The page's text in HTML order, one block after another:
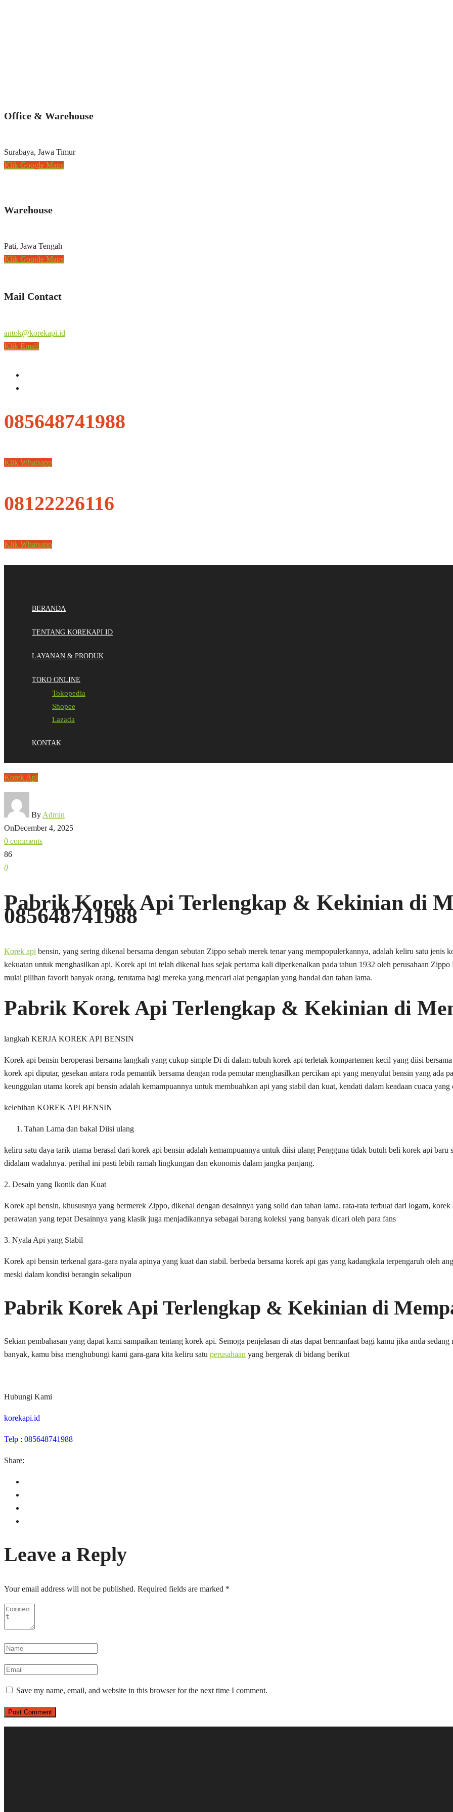
Office & Warehouse
Surabaya, Jawa Timur
Klik Google Maps
Warehouse
Pati, Jawa Tengah
Klik Google Maps
Mail Contact
antok@korekapi.id
Klik Email
085648741988
Klik Whatsapp
08122226116
Klik Whatsapp
BERANDA
TENTANG KOREKAPI.ID
LAYANAN & PRODUK
TOKO ONLINE
Tokopedia
Shopee
Lazada
KONTAK
Korek Api
By Admin
OnDecember 4, 2025
0 comments
86
0
Pabrik Korek Api Terlengkap & Kekinian di
085648741988
Korek api bensin, yang sering dikenal bersama dengan sebutan Zippo sebab merek tenar yang mempopulerkannya, adalah keliru satu jenis
kekuatan untuk menghasilkan api. Korek api ini telah dikenal luas sejak pertama kali diperkenalkan pada tahun 1932 oleh perusahaan
mulai pilihan favorit banyak orang, terutama bagi mereka yang mencari alat pengapian yang handal dan tahan lama.
Pabrik Korek Api Terlengkap & Kekinian di
langkah KERJA KOREK API BENSIN
Korek api bensin beroperasi bersama langkah yang cukup simple Di di dalam tubuh korek api terletak kompartemen kecil yang diisi
korek api diputar, gesekan antara roda pemantik bersama dengan roda pemutar menghasilkan percikan api yang menyulut bensin yang ada
keunggulan utama korek api bensin adalah kemampuannya untuk membuahkan api yang stabil dan kuat, kendati dalam keadaan cuaca yang
kelebihan KOREK API BENSIN
Tahan Lama dan bakal Diisi ulang
keliru satu daya tarik utama berasal dari korek api bensin adalah kemampuannya untuk diisi ulang Pengguna tidak butuh beli korek api baru
didalam wadahnya. perihal ini pasti lebih ramah lingkungan dan ekonomis dalam jangka panjang.
2. Desain yang Ikonik dan Kuat
Korek api bensin, khususnya yang bermerek Zippo, dikenal dengan desainnya yang solid dan tahan lama. rata-rata terbuat dari logam,
perawatan yang tepat Desainnya yang klasik juga menjadikannya sebagai barang koleksi yang banyak dicari oleh para fans
3. Nyala Api yang Stabil
Korek api bensin terkenal gara-gara nyala apinya yang kuat dan stabil. berbeda bersama korek api gas yang kadangkala terpengaruh oleh
meski dalam kondisi berangin sekalipun
Pabrik Korek Api Terlengkap & Kekinian di
Sekian pembahasan yang dapat kami sampaikan tentang korek api. Semoga penjelasan di atas dapat bermanfaat bagi kamu jika anda
banyak, kamu bisa menghubungi kami gara-gara kita keliru satu perusahaan yang bergerak di bidang berikut
Hubungi Kami
korekapi.id
Telp : 085648741988
Share:
Leave a Reply
Your email address will not be published. Required fields are marked *
Save my name, email, and website in this browser for the next time I comment.